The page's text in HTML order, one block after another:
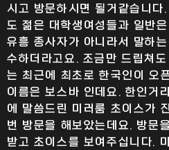
시고 방문하시면 될거같습니다
도 젊은 대학생여성들과 일반
유흥 종사자가 아니라서 말하
수하더라고요. 조금만 드립쳐
는 최근에 최초로 한국인이 오
이름은 보스바 인데요. 한인거
에 말씀드린 미러룸 초이스가
번 방문을 해보았는데요. 방문
받고 초이스를 보여주십니다.